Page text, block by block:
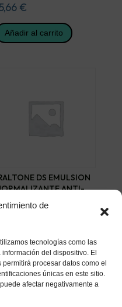
de
tecnologías como las
del dispositivo. El
procesar datos como el
únicas en este sitio.
afectar negativamente a
€
Añadir al carrito
DS EMULSION
ANTI-
ESCAMAS 30 ML
Añadir al carrito